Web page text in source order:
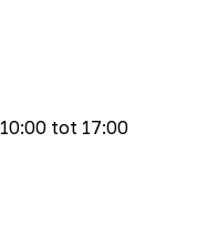
10:00 tot 17:00